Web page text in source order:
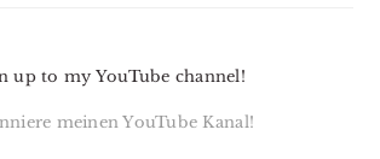
up to my YouTube channel!
meinen YouTube Kanal!